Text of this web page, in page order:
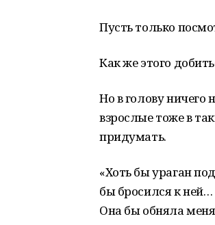
Пусть только
Как же этого
Но в голову
взрослые тоже в
придумать.
«Хоть бы ураган
бы бросился к
Она бы обняла